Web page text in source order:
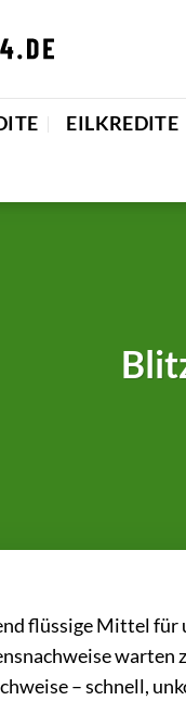
EILKREDITE
flüssige Mittel für
– schnell,